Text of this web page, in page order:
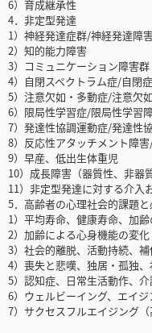
6）育成継承性
4．非定型発達
1）神経発達症群/神経発達障
2）知的能力障害
3）コミュニケーション障害群
4）自閉スペクトラム症/自閉
5）注意欠如・多動症/注意欠
6）限局性学習症/限局性学習
7）発達性協調運動症/発達性
8）反応性アタッチメント障
9）早産、低出生体重児
10）成長障害（器質性、非器質
11）非定型発達に対する介入
5．高齢者の心理社会的課題
1）平均寿命、健康寿命、加
2）加齢による心身機能の変化
3）社会的離脱、活動持続、
4）喪失と悲嘆、独居・孤独
5）認知症、日常生活動作、
6）ウェルビーイング、エイ
7）サクセスフルエイジング（